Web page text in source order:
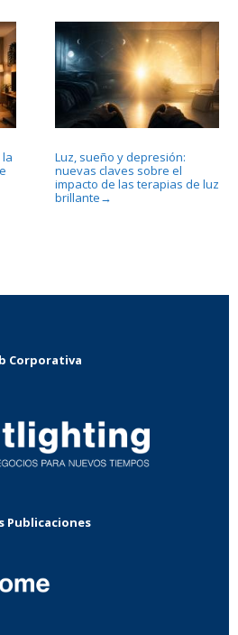
Luz, sueño y depresión:
nuevas claves sobre el
impacto de las terapias de luz
brillante →
Corporativa
Publicaciones